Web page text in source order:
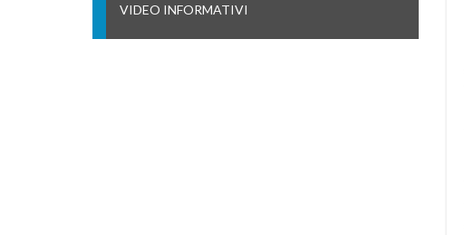
VIDEO INFORMATIVI